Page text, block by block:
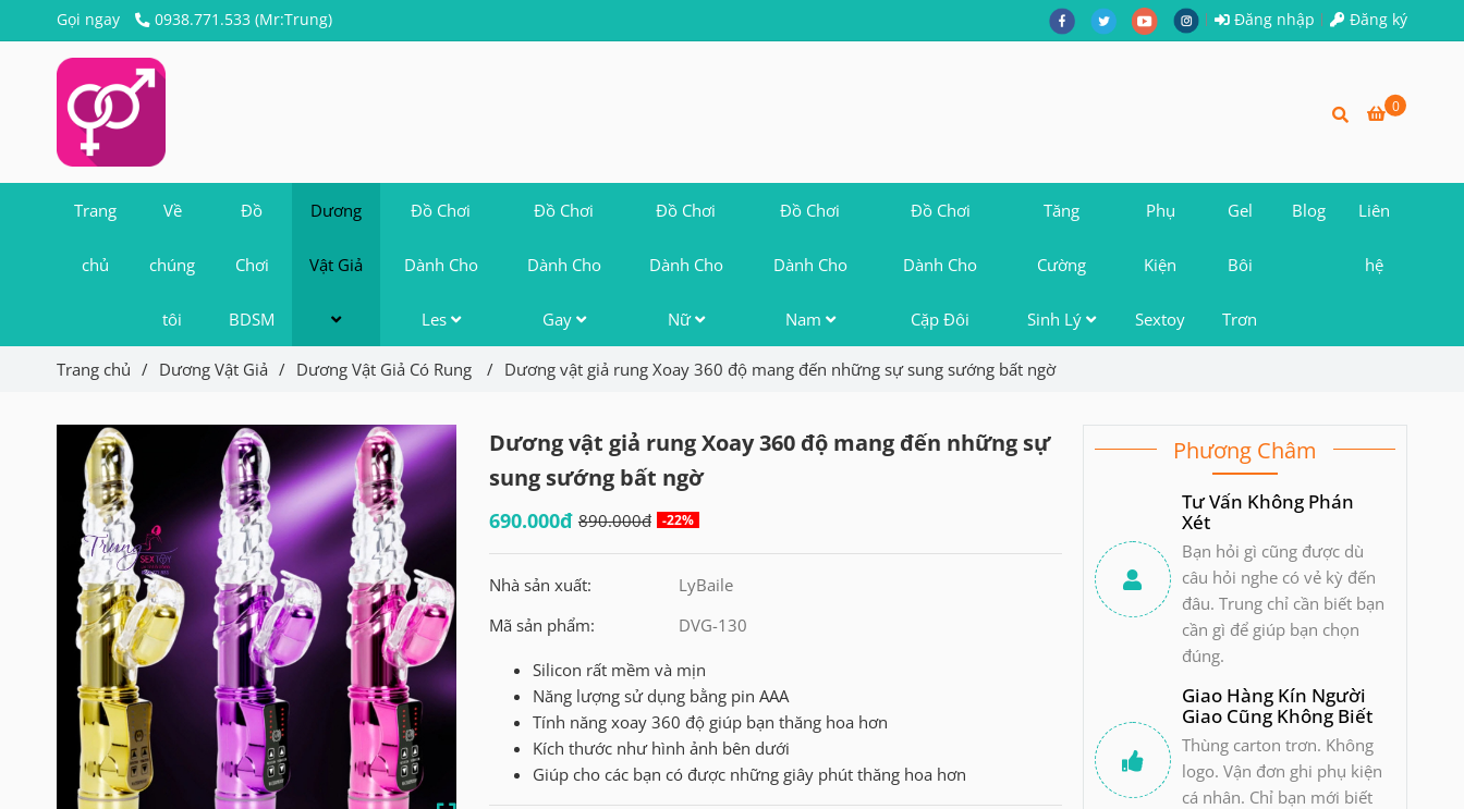
Gọi ngay 0938.771.533 (Mr:Trung) Đăng nhập Đăng ký
0
Trang
chủ
Về
chúng
tôi
Đồ
Chơi
BDSM
Dương
Vật Giả
Đồ Chơi
Dành Cho
Les
Đồ Chơi
Dành Cho
Gay
Đồ Chơi
Dành Cho
Nữ
Đồ Chơi
Dành Cho
Nam
Đồ Chơi
Dành Cho
Cặp Đôi
Tăng
Cường
Sinh Lý
Phụ
Kiện
Sextoy
Gel
Bôi
Trơn
Blog Liên
hệ
Trang chủ / Dương Vật Giả / Dương Vật Giả Có Rung / Dương vật giả rung Xoay 360 độ mang đến những sự sung sướng bất ngờ
Dương vật giả rung Xoay 360 độ mang đến những sự
sung sướng bất ngờ
690.000đ 890.000đ -22%
Nhà sản xuất:
LyBaile
Mã sản phẩm:
DVG-130
Silicon rất mềm và mịn
Năng lượng sử dụng bằng pin AAA
Tính năng xoay 360 độ giúp bạn thăng hoa hơn
Kích thước như hình ảnh bên dưới
Giúp cho các bạn có được những giây phút thăng hoa hơn
Phương Châm
Tư Vấn Không Phán
Xét
Bạn hỏi gì cũng được dù
câu hỏi nghe có vẻ kỳ đến
đâu. Trung chỉ cần biết bạn
cần gì để giúp bạn chọn
đúng.
Giao Hàng Kín Người
Giao Cũng Không Biết
Thùng carton trơn. Không
logo. Vận đơn ghi phụ kiện
cá nhân. Chỉ bạn mới biết